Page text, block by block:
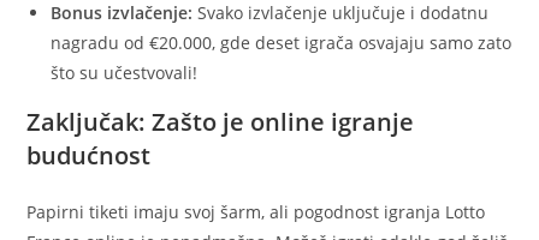
Bonus izvlačenje: Svako izvlačenje uključuje i dodatnu
nagradu od €20.000, gde deset igrača osvajaju samo zato
što su učestvovali!
Zaključak: Zašto je online igranje
budućnost
Papirni tiketi imaju svoj šarm, ali pogodnost igranja Lotto